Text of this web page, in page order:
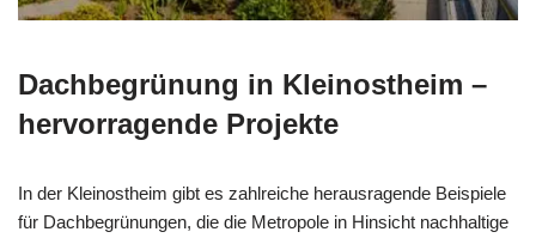
Dachbegrünung in Kleinostheim –
hervorragende Projekte
In der Kleinostheim gibt es zahlreiche herausragende Beispiele
für Dachbegrünungen, die die Metropole in Hinsicht nachhaltige